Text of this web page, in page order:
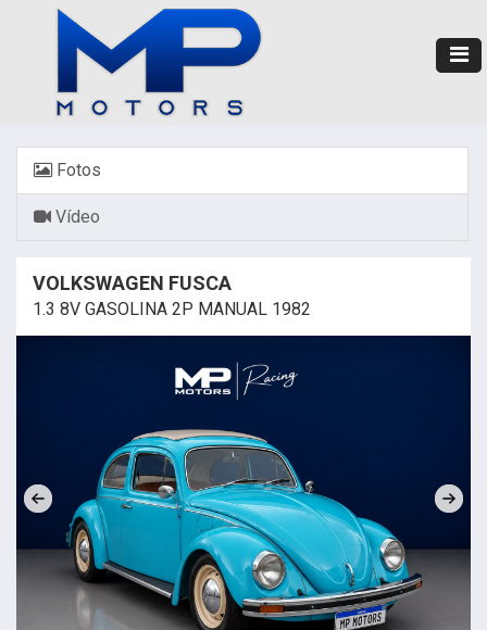
Fotos
Vídeo
VOLKSWAGEN FUSCA
1.3 8V GASOLINA 2P MANUAL 1982